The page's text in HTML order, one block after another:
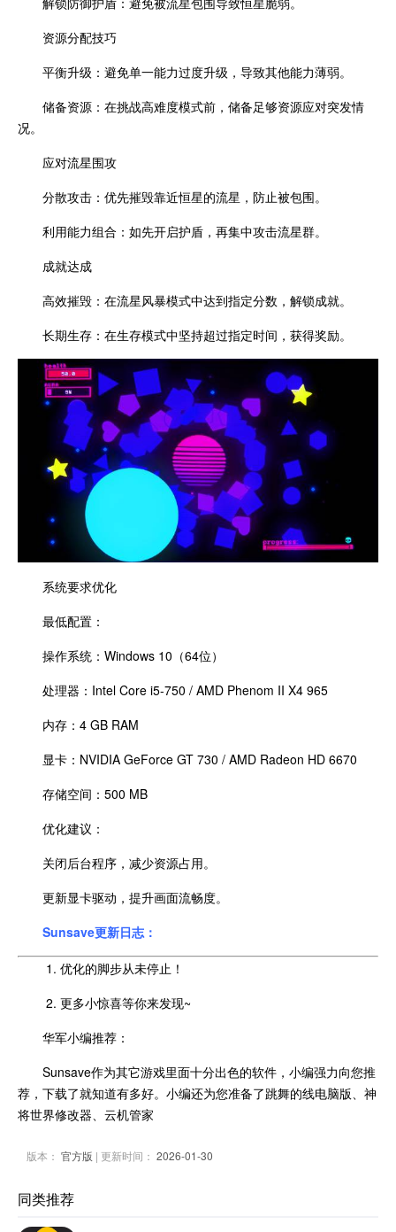
资源分配技巧
平衡升级：避免单一能力过度升级，导致其他能力薄弱。
储备资源：在挑战高难度模式前，储备足够资源应对突发情
况。
应对流星围攻
分散攻击：优先摧毁靠近恒星的流星，防止被包围。
利用能力组合：如先开启护盾，再集中攻击流星群。
成就达成
高效摧毁：在流星风暴模式中达到指定分数，解锁成就。
长期生存：在生存模式中坚持超过指定时间，获得奖励。
系统要求优化
最低配置：
操作系统：Windows 10（64位）
处理器：Intel Core i5-750 / AMD Phenom II X4 965
内存：4 GB RAM
显卡：NVIDIA GeForce GT 730 / AMD Radeon HD 6670
存储空间：500 MB
优化建议：
关闭后台程序，减少资源占用。
更新显卡驱动，提升画面流畅度。
Sunsave更新日志：
1. 优化的脚步从未停止！
2. 更多小惊喜等你来发现~
华军小编推荐：
Sunsave作为其它游戏里面十分出色的软件，小编强力向您推
荐，下载了就知道有多好。小编还为您准备了跳舞的线电脑版、神
将世界修改器、云机管家
版本： 官方版 | 更新时间： 2026-01-30
同类推荐